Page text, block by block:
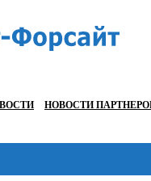
НОВОСТИ